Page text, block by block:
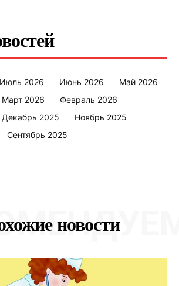
Июль 2026 Июнь 2026
Май 2026
Март 2026
Февраль 2026
Декабрь 2025
Ноябрь 2025
Сентябрь 2025
новости